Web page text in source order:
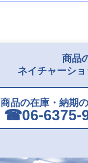
商品
ネイチャーシ
商品の在庫・納期
☎︎06-6375-